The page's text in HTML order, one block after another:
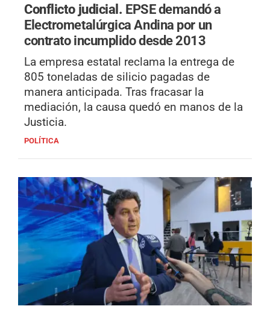
Conflicto judicial. EPSE demandó a
Electrometalúrgica Andina por un
contrato incumplido desde 2013
La empresa estatal reclama la entrega de
805 toneladas de silicio pagadas de
manera anticipada. Tras fracasar la
mediación, la causa quedó en manos de la
Justicia.
POLÍTICA